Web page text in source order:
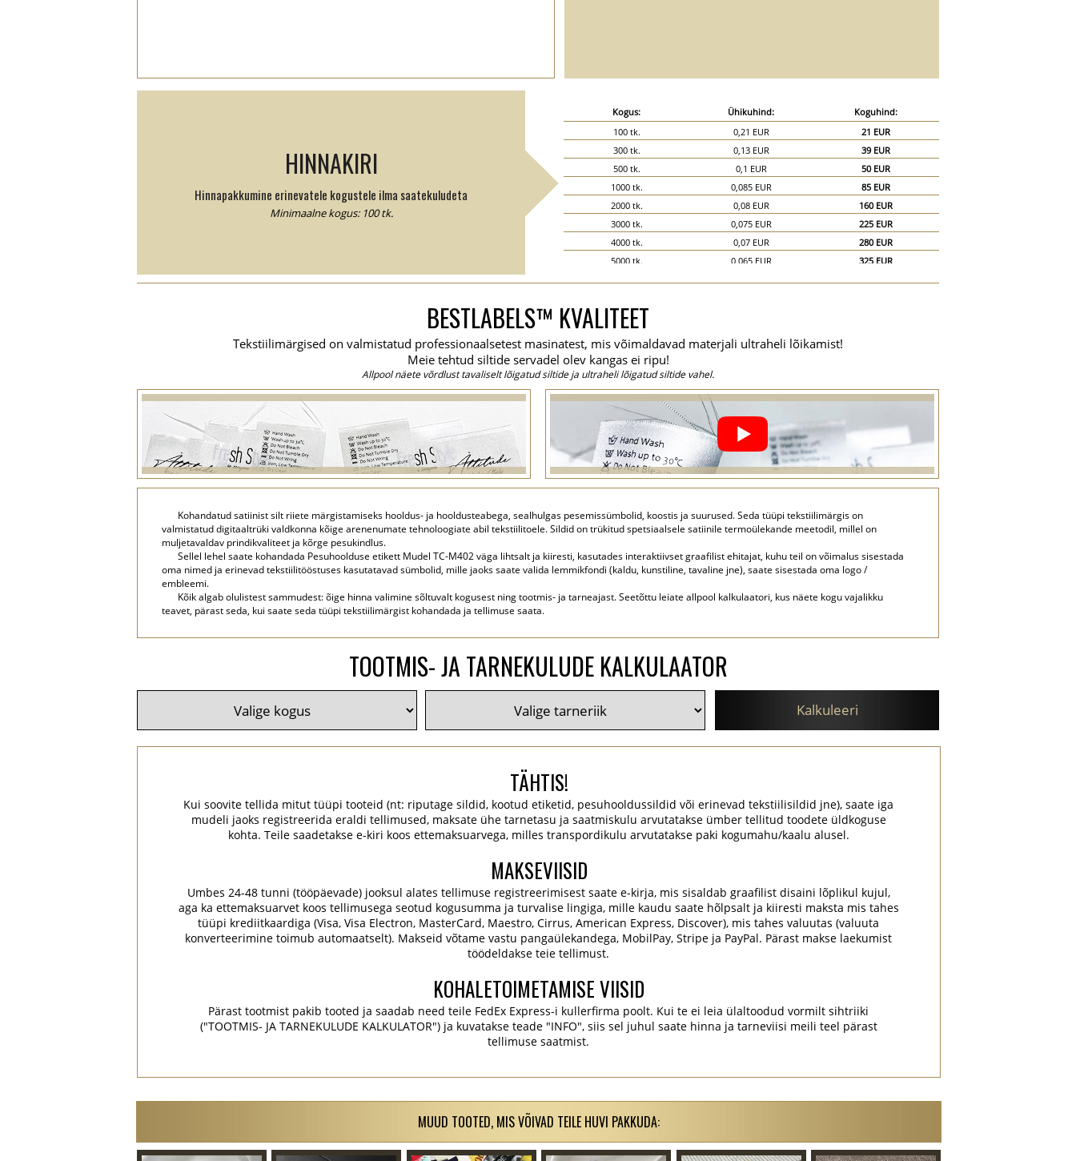
HINNAKIRI
Hinnapakkumine erinevatele kogustele ilma saatekuludeta
Minimaalne kogus: 100 tk.
Kogus: Ühikuhind:
Koguhind:
100 tk.
0,21 EUR
21 EUR
300 tk.
0,13 EUR
39 EUR
500 tk.
0,1 EUR
50 EUR
1000 tk.
0,085 EUR
85 EUR
2000 tk.
0,08 EUR
160 EUR
3000 tk.
0,075 EUR
225 EUR
4000 tk.
0,07 EUR
280 EUR
5000 tk.
0,065 EUR
325 EUR
8000 tk.
10000 tk.
15000 tk.
20000 tk.
0,035 EUR 700 EUR
BESTLABELS™ KVALITEET
Tekstiilimärgised on valmistatud professionaalsetest masinatest, mis võimaldavad materjali ultraheli lõikamist!
Meie tehtud siltide servadel olev kangas ei ripu!
Allpool näete võrdlust tavaliselt lõigatud siltide ja ultraheli lõigatud siltide vahel.
Kohandatud satiinist silt riiete märgistamiseks hooldus- ja hooldusteabega, sealhulgas pesemissümbolid, koostis ja suurused. Seda tüüpi tekstiilimärgis on
valmistatud digitaaltrüki valdkonna kõige arenenumate tehnoloogiate abil tekstiilitoele. Sildid on trükitud spetsiaalsele satiinile termoülekande meetodil, millel on
muljetavaldav prindikvaliteet ja kõrge pesukindlus.
Sellel lehel saate kohandada Pesuhoolduse etikett Mudel TC-M402 väga lihtsalt ja kiiresti, kasutades interaktiivset graafilist ehitajat, kuhu teil on võimalus sisestada
oma nimed ja erinevad tekstiilitööstuses kasutatavad sümbolid, mille jaoks saate valida lemmikfondi (kaldu, kunstiline, tavaline jne), saate sisestada oma logo /
embleemi.
Kõik algab olulistest sammudest: õige hinna valimine sõltuvalt kogusest ning tootmis- ja tarneajast. Seetõttu leiate allpool kalkulaatori, kus näete kogu vajalikku
teavet, pärast seda, kui saate seda tüüpi tekstiilimärgist kohandada ja tellimuse saata.
TOOTMIS- JA TARNEKULUDE KALKULAATOR
Kalkuleeri
TÄHTIS!
Kui soovite tellida mitut tüüpi tooteid (nt: riputage sildid, kootud etiketid, pesuhooldussildid või erinevad tekstiilisildid jne), saate iga
mudeli jaoks registreerida eraldi tellimused, maksate ühe tarnetasu ja saatmiskulu arvutatakse ümber tellitud toodete üldkoguse
kohta. Teile saadetakse e-kiri koos ettemaksuarvega, milles transpordikulu arvutatakse paki kogumahu/kaalu alusel.
MAKSEVIISID
Umbes 24-48 tunni (tööpäevade) jooksul alates tellimuse registreerimisest saate e-kirja, mis sisaldab graafilist disaini lõplikul kujul,
aga ka ettemaksuarvet koos tellimusega seotud kogusumma ja turvalise lingiga, mille kaudu saate hõlpsalt ja kiiresti maksta mis tahes
tüüpi krediitkaardiga (Visa, Visa Electron, MasterCard, Maestro, Cirrus, American Express, Discover), mis tahes valuutas (valuuta
konverteerimine toimub automaatselt). Makseid võtame vastu pangaülekandega, MobilPay, Stripe ja PayPal. Pärast makse laekumist
töödeldakse teie tellimust.
KOHALETOIMETAMISE VIISID
Pärast tootmist pakib tooted ja saadab need teile FedEx Express-i kullerfirma poolt. Kui te ei leia ülaltoodud vormilt sihtriiki
("TOOTMIS- JA TARNEKULUDE KALKULATOR") ja kuvatakse teade "INFO", siis sel juhul saate hinna ja tarneviisi meili teel pärast
tellimuse saatmist.
MUUD TOOTED, MIS VÕIVAD TEILE HUVI PAKKUDA: